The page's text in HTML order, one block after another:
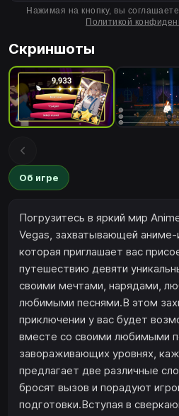
Нажимая на кнопку, вы
Политикой
Скриншоты
Об игре
Погрузитесь в яркий мир
Vegas, захватывающей аниме-
которая приглашает вас
путешествию девяти
своими мечтами, нарядами,
любимыми песнями.В этом
приключении у вас будет
вместе со своими любимыми
завораживающих уровнях,
предлагает две различные
бросят вызов и порадуют
подготовки.Вступая в